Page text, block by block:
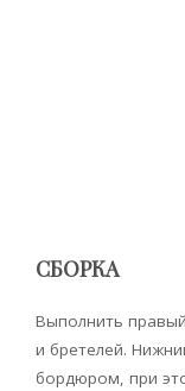
СБОРКА
Выполнить
и бретелей.
бордюром, при